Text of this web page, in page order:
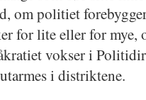
om politiet
for lite eller for mye,
vokser i
i distriktene.